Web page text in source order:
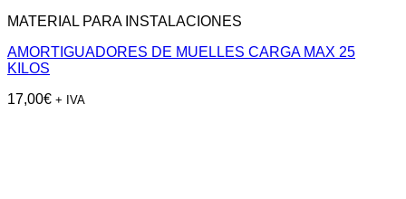
MATERIAL PARA INSTALACIONES
AMORTIGUADORES DE MUELLES CARGA MAX 25
KILOS
17,00€ + IVA